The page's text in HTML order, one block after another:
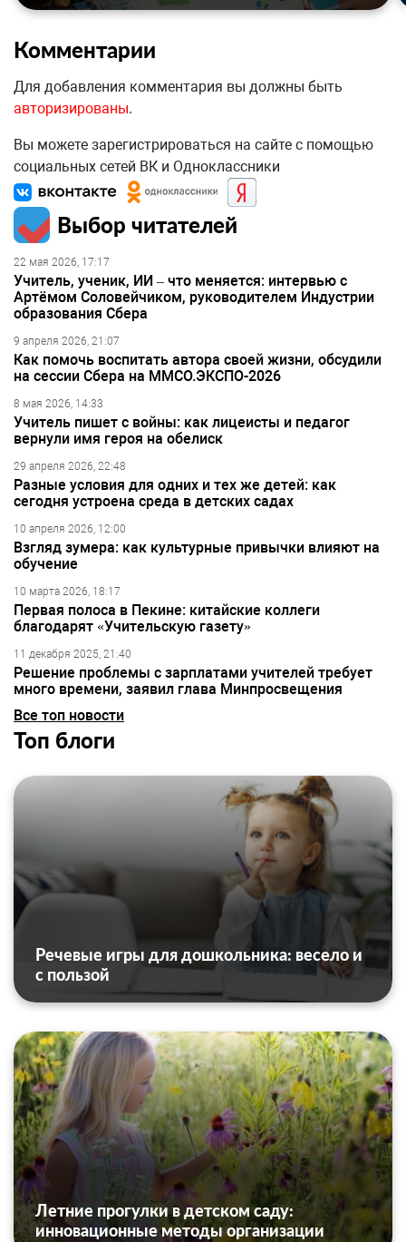
Комментарии
Для добавления комментария вы должны быть
авторизированы.
Вы можете зарегистрироваться на сайте с помощью
социальных сетей ВК и Одноклассники
Выбор читателей
22 мая 2026, 17:17
Учитель, ученик, ИИ – что меняется: интервью с
Артёмом Соловейчиком, руководителем Индустрии
образования Сбера
9 апреля 2026, 21:07
Как помочь воспитать автора своей жизни, обсудили
на сессии Сбера на ММСО.ЭКСПО-2026
8 мая 2026, 14:33
Учитель пишет с войны: как лицеисты и педагог
вернули имя героя на обелиск
29 апреля 2026, 22:48
Разные условия для одних и тех же детей: как
сегодня устроена среда в детских садах
10 апреля 2026, 12:00
Взгляд зумера: как культурные привычки влияют на
обучение
10 марта 2026, 18:17
Первая полоса в Пекине: китайские коллеги
благодарят «Учительскую газету»
11 декабря 2025, 21:40
Решение проблемы с зарплатами учителей требует
много времени, заявил глава Минпросвещения
Все топ новости
Топ блоги
Речевые игры для дошкольника: весело и
с пользой
Летние прогулки в детском саду:
инновационные методы организации